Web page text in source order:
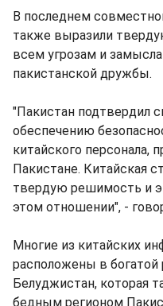
В последнем
также выразили
всем угрозам и
пакистанской дружбы.
"Пакистан подтвердил
обеспечению
китайского персонала,
Пакистане. Китайская
твердую решимость и
этом отношении", -
Многие из китайских
расположены в
Белуджистан, которая
бедным регионом